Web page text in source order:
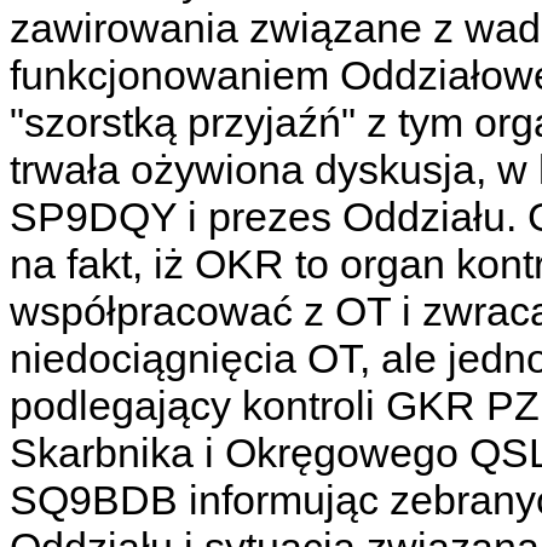
zawirowania związane z
funkcjonowaniem
"szorstką przyjaźń" z tym
trwała ożywiona dyskusja,
SP9DQY i prezes
na fakt, iż OKR to organ
współpracować z OT i
niedociągnięcia OT, ale
podlegający kontroli GKR
Skarbnika i Okręgowego
SQ9BDB informując